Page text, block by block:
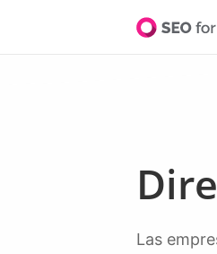
Las empresas excelentes confían en un software excelente para descubrir a los mejores talentos. Más de 20.000